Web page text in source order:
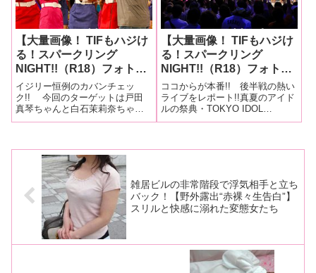
演！
【大量画像！ TIFもハジけ
る！スパークリング
NIGHT!!（R18）フォトレ
ポート！その2】イジリー
岡田が安定の大暴走!! 戸
田真琴ちゃんと白石茉莉奈
ちゃんにイジリーの魔の手
三田羽衣ちゃんが突然の号
泣!! その理由とは!?
イジリー恒例のカバンチェッ
ク!! 今回のターゲットは戸田
真琴ちゃんと白石茉莉奈ちゃん!!
真夏のアイドルの祭典・TOKYO
集結！ 昨年も多くのファンを
動員し話題を呼
【大量画像！ TIFもハジけ
る！スパークリング
NIGHT!!（R18）フォトレ
ポート！その3】ギンギン
♂ガールズが新宿二丁目か
らゴージャスダンサーを引
き連れて登場!! マシュマ
目!! そしてトリの恵比寿
は最高潮に!!
ココからが本番!! 後半戦の熱い
ライブをレポート!!真夏のアイド
ルの祭典・TOKYO IDOL
FESTIVAL2017（TIF）にセクシ
員し話題を呼んだ「TIFもハジけ
雑居ビルの非常階段で浮気相手と立ち
バック！【野外露出“赤裸々生告白”】
スリルと快感に溺れた変態女たち